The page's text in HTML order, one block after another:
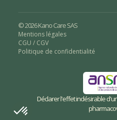
© 2026 Kano Care SAS
Mentions légales
CGU / CGV
Politique de confidentialité
Déclarer l'effet indésirable